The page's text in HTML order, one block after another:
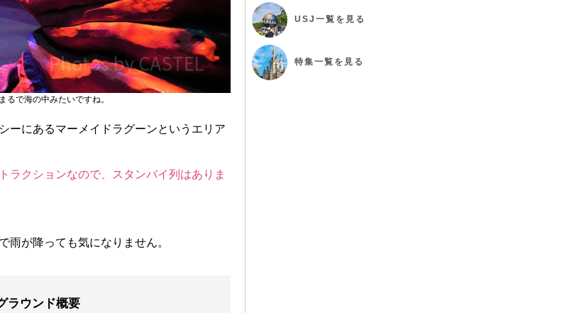
るで海の中みたいですね。
ーにあるマーメイドラグーンというエリア
ラクションなので、スタンバイ列はありま
雨が降っても気になりません。
ラウンド概要
USJ 一覧を見る
特集一覧を見る